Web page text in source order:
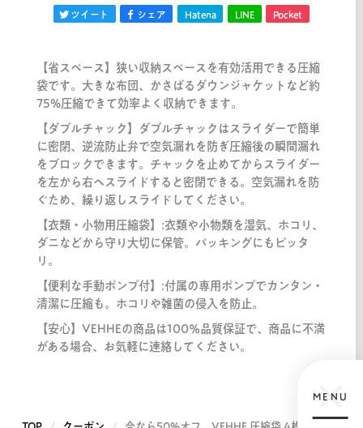
ツイート シェア Hatena LINE Pocket
【省スペース】狭い収納スペースを有効活用できる圧縮
袋です。大きな布団、かさばるダウンジャケットなど約
75%圧縮できて効率よく収納できます。
【ダブルチャック】ダブルチャックはスライダーで簡単
に密閉、逆流防止弁で空気漏れを防ぎ圧縮後の瞬間漏れ
をブロックできます。チャックを止めてからスライダー
を左から右へスライドすると密閉できる。空気漏れを防
ぐため、繰り返しスライドしてください。
【衣類・小物用圧縮袋】:衣類や小物類を湿気、ホコリ、
ダニなどから守り大切に保管。パッキングにもピッタ
リ。
【便利な手動ポンプ付】:付属の専用ポンプでカンタン・
清潔に圧縮も。ホコリや雑菌の侵入を防止。
【安心】VEHHEの商品は100％品質保証で、商品に不満
がある場合、お気軽に連絡してください。
MENU